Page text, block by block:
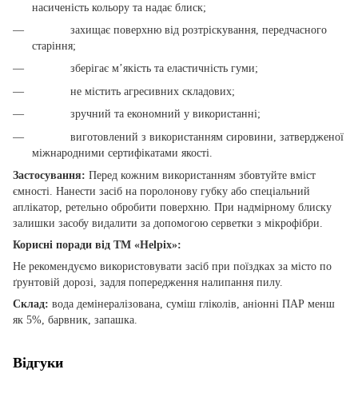
насиченість кольору та надає блиск;
захищає поверхню від розтріскування, передчасного
старіння;
зберігає м’якість та еластичність гуми;
не містить агресивних складових;
зручний та економний у використанні;
виготовлений з використанням сировини, затвердженої
міжнародними сертифікатами якості.
Застосування: Перед кожним використанням збовтуйте вміст
ємності. Нанести засіб на поролонову губку або спеціальний
аплікатор, ретельно обробити поверхню. При надмірному блиску
залишки засобу видалити за допомогою серветки з мікрофібри.
Корисні поради від ТМ «Helpix»:
Не рекомендуємо використовувати засіб при поїздках за місто по
ґрунтовій дорозі, задля попередження налипання пилу.
Склад: вода демінералізована, суміш гліколів, аніонні ПАР менш
як 5%, барвник, запашка.
Відгуки